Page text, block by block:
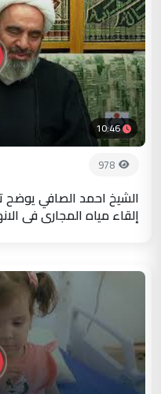
10:46
978
الشيخ احمد الصافي
إلقاء مياه المجاري في